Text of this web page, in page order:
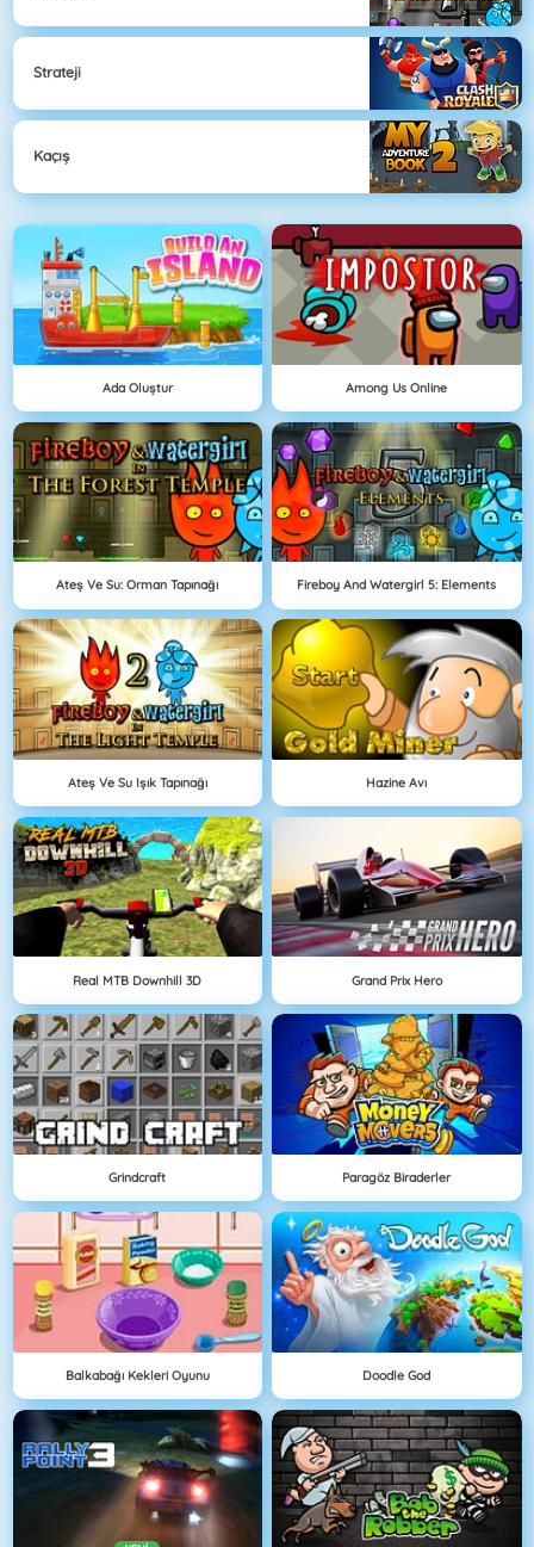
Strateji
Kaçış
Ada Oluştur Among Us Online
Ateş Ve Su: Orman Tapınağı Fireboy And Watergirl 5: Elements
Ateş Ve Su Işık Tapınağı Hazine Avı
Real MTB Downhill 3D Grand Prix Hero
Grindcraft Paragöz Biraderler
Balkabağı Kekleri Oyunu Doodle God